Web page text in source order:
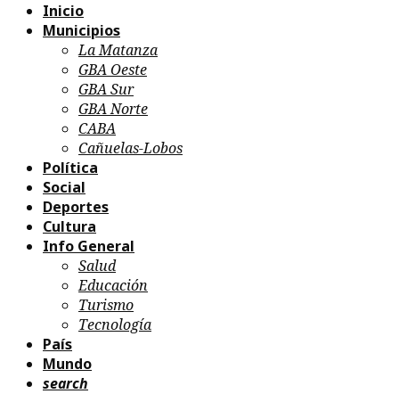
Inicio
Municipios
La Matanza
GBA Oeste
GBA Sur
GBA Norte
CABA
Cañuelas-Lobos
Política
Social
Deportes
Cultura
Info General
Salud
Educación
Turismo
Tecnología
País
Mundo
search